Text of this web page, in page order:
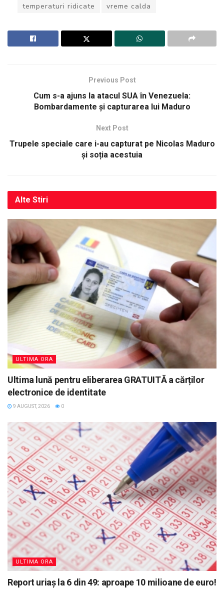
temperaturi ridicate
vreme calda
Previous Post
Cum s-a ajuns la atacul SUA în Venezuela:
Bombardamente și capturarea lui Maduro
Next Post
Trupele speciale care i-au capturat pe Nicolas Maduro
și soția acestuia
Alte Stiri
ULTIMA ORA
Ultima lună pentru eliberarea GRATUITĂ a cărților
electronice de identitate
9 AUGUST, 2026 0
ULTIMA ORA
Report uriaș la 6 din 49: aproape 10 milioane de euro!